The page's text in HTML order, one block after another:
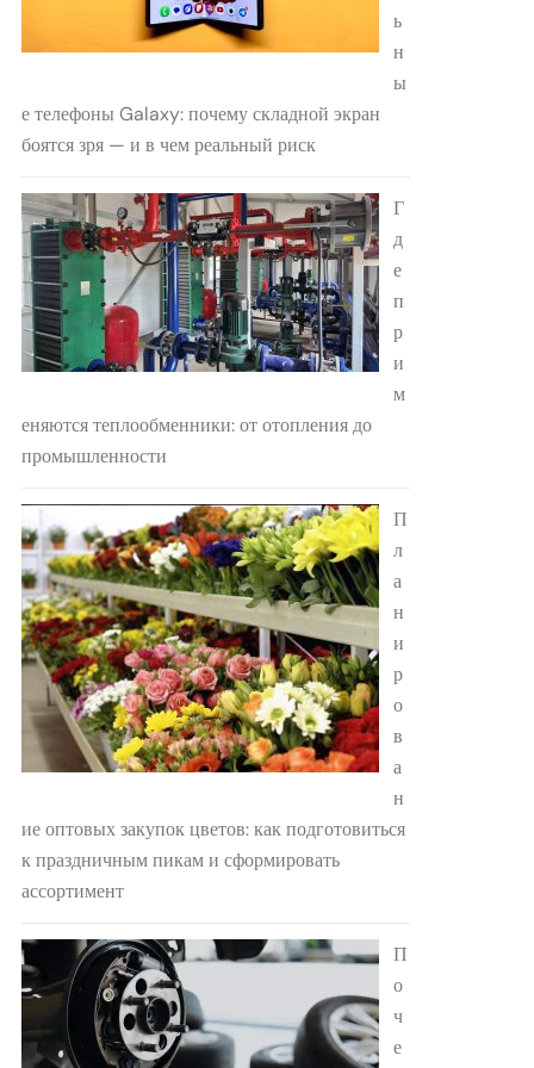
ь
н
ы
е телефоны Galaxy: почему складной экран
боятся зря — и в чем реальный риск
Г
д
е
п
р
и
м
еняются теплообменники: от отопления до
промышленности
П
л
а
н
и
р
о
в
а
н
ие оптовых закупок цветов: как подготовиться
к праздничным пикам и сформировать
ассортимент
П
о
ч
е